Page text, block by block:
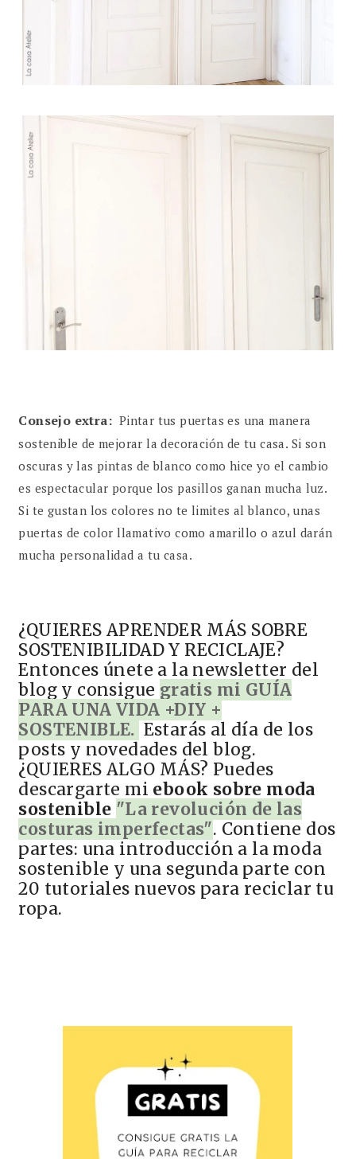
Consejo extra: Pintar tus puertas es una manera
sostenible de mejorar la decoración de tu casa. Si son
oscuras y las pintas de blanco como hice yo el cambio
es espectacular porque los pasillos ganan mucha luz.
Si te gustan los colores no te limites al blanco, unas
puertas de color llamativo como amarillo o azul darán
mucha personalidad a tu casa.
¿QUIERES APRENDER MÁS SOBRE
SOSTENIBILIDAD Y RECICLAJE?
Entonces únete a la newsletter del
blog y consigue gratis mi GUÍA
PARA UNA VIDA +DIY +
SOSTENIBLE. Estarás al día de los
posts y novedades del blog.
¿QUIERES ALGO MÁS? Puedes
descargarte mi ebook sobre moda
sostenible "La revolución de las
costuras imperfectas". Contiene dos
partes: una introducción a la moda
sostenible y una segunda parte con
20 tutoriales nuevos para reciclar tu
ropa.